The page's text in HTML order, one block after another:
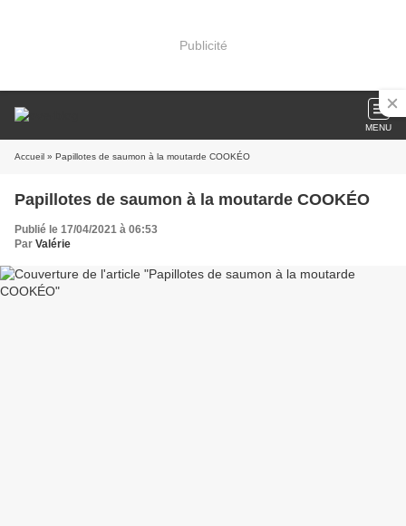
Publicité
MENU
Accueil » Papillotes de saumon à la moutarde COOKÉO
Papillotes de saumon à la moutarde COOKÉO
Publié le 17/04/2021 à 06:53
Par Valérie